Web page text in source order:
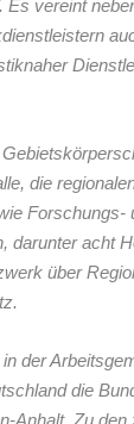
Es vereint
die
Forschungs-
darunter acht
über
der
die
Anhalt. Zu den